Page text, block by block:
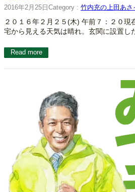
2016年2月25日 Category : 竹内充の上田あさ
２０１６年２月２５(木) 午前７：２０現
宅から見える天気は晴れ。玄関に設置し
Read more